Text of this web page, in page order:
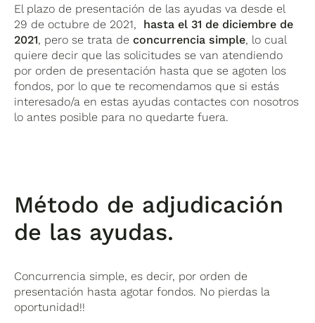
El plazo de presentación de las ayudas va desde el
29 de octubre de 2021,
hasta el 31 de diciembre de
2021, pero se trata deconcurrencia simple, lo cual
quiere decir que las solicitudes se van atendiendo
por orden de presentación hasta que se agoten los
fondos, por lo que te recomendamos que si estás
interesado/a en estas ayudas contactes con nosotros
lo antes posible para no quedarte fuera.
Método de adjudicación
de las ayudas.
Concurrencia simple, es decir, por orden de
presentación hasta agotar fondos. No pierdas la
oportunidad!!